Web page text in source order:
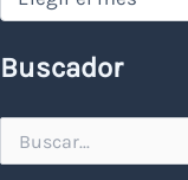
Buscador
por: